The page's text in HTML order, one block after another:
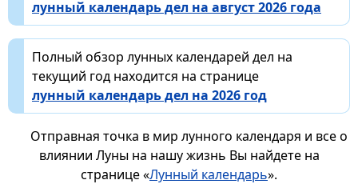
лунный календарь дел на август 2026 года
Полный обзор лунных календарей дел на
текущий год находится на странице
лунный календарь дел на 2026 год
Отправная точка в мир лунного календаря и все о
влиянии Луны на нашу жизнь Вы найдете на
странице «Лунный календарь».